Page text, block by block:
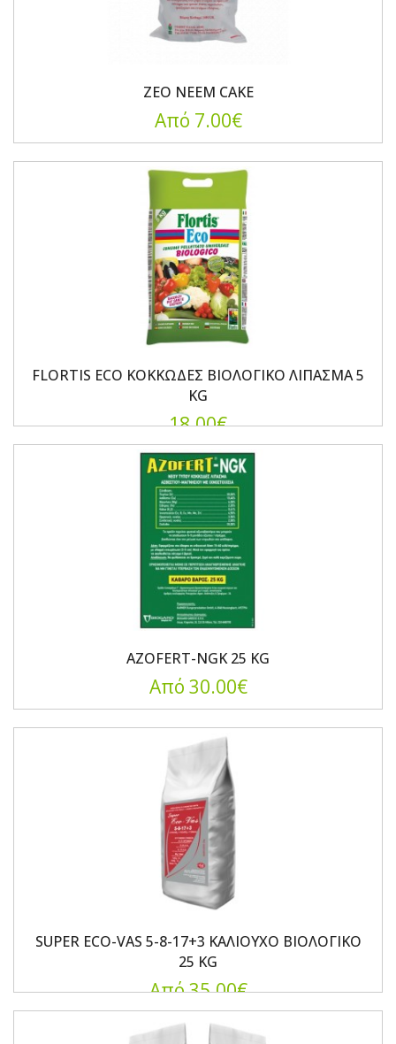
ZEO NEEM CAKE
Από 7.00€
FLORTIS ECO ΚΟΚΚΩΔΕΣ ΒΙΟΛΟΓΙΚΟ ΛΙΠΑΣΜΑ 5
KG
18.00€
AZOFERT-NGK 25 KG
Από 30.00€
SUPER ECO-VAS 5-8-17+3 ΚΑΛΙΟΥΧΟ ΒΙΟΛΟΓΙΚΟ
25 KG
Από 35.00€